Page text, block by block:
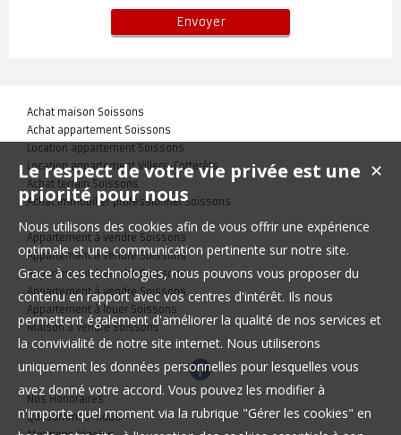
Achat maison Soissons
Achat appartement Soissons
Location appartement Soissons
Location appartement Villers-Cotterêts
Achat terrain Soissons
Achat immobilier professionnel Soissons
Appartement à vendre Soissons
Appartement à vendre Soissons
Appartement à vendre Soissons
Appartement à vendre Soissons
Appartement à louer Soissons
Maison à vendre Soissons
Nos Honoraires
Qui sommes-nous
✕
Le respect de votre vie privée est une
priorité pour nous
Nous utilisons des cookies afin de vous offrir une expérience
optimale et une communication pertinente sur notre site.
Grace à ces technologies, nous pouvons vous proposer du
contenu en rapport avec vos centres d'intérêt. Ils nous
permettent également d'améliorer la qualité de nos services et
la convivialité de notre site internet. Nous utiliserons
uniquement les données personnelles pour lesquelles vous
avez donné votre accord. Vous pouvez les modifier à
n'importe quel moment via la rubrique "Gérer les cookies" en